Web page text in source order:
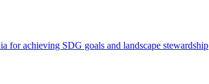
for achieving SDG goals and landscape stewardship